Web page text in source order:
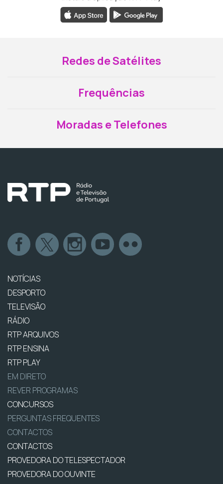
Redes de Satélites
Frequências
Moradas e Telefones
NOTÍCIAS
DESPORTO
TELEVISÃO
RÁDIO
RTP ARQUIVOS
RTP ENSINA
RTP PLAY
EM DIRETO
REVER PROGRAMAS
CONCURSOS
PERGUNTAS FREQUENTES
CONTACTOS
CONTACTOS
PROVEDORA DO TELESPECTADOR
PROVEDORA DO OUVINTE